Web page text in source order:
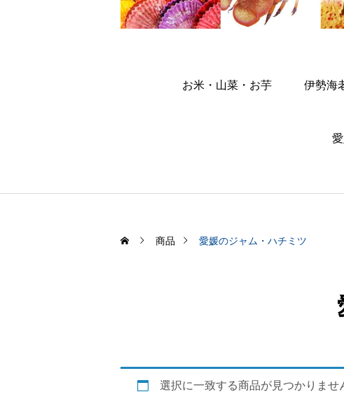
お米・山菜・お芋 伊勢海
商品 愛媛のジャム・ハチミツ
選択に一致する商品が見つかりませ